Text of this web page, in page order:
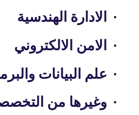
·
الادارة الهندسية
·
الامن الالكتروني
· علم البيانات
· وغيرها من